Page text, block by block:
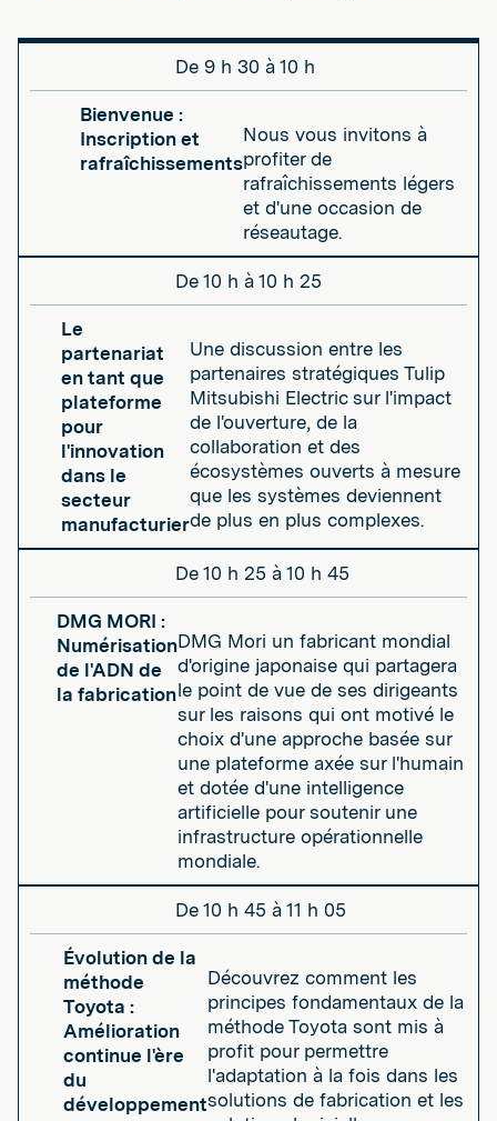
De 9 h 30 à 10 h
Bienvenue :
Inscription et
rafraîchissements
Nous vous invitons à
profiter de
rafraîchissements légers
et d'une occasion de
réseautage.
De 10 h à 10 h 25
Le
partenariat
en tant que
plateforme
pour
l'innovation
dans le
secteur
manufacturier
Une discussion entre les
partenaires stratégiques Tulip
Mitsubishi Electric sur l'impact
de l'ouverture, de la
collaboration et des
écosystèmes ouverts à mesure
que les systèmes deviennent
de plus en plus complexes.
De 10 h 25 à 10 h 45
DMG MORI :
Numérisation
de l'ADN de
la fabrication
DMG Mori un fabricant mondial
d'origine japonaise qui partagera
le point de vue de ses dirigeants
sur les raisons qui ont motivé le
choix d'une approche basée sur
une plateforme axée sur l'humain
et dotée d'une intelligence
artificielle pour soutenir une
infrastructure opérationnelle
mondiale.
De 10 h 45 à 11 h 05
Évolution de la
méthode
Toyota :
Amélioration
continue l'ère
du
développement
Découvrez comment les
principes fondamentaux de la
méthode Toyota sont mis à
profit pour permettre
l'adaptation à la fois dans les
solutions de fabrication et les